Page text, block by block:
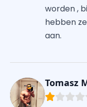
worden ,
hebben
aan.
Tomasz